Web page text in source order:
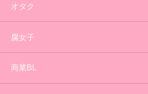
オタク
腐女子
商業BL